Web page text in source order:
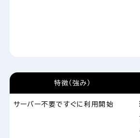
特徴（強み）
サーバー不要ですぐに利用開始